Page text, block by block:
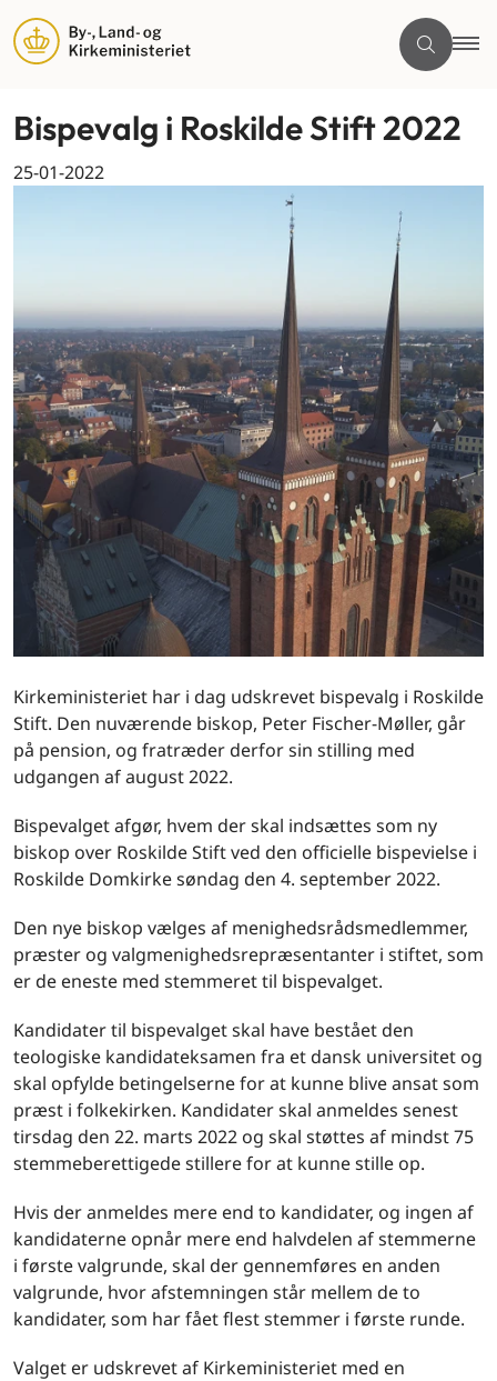
Bispevalg i Roskilde Stift 2022
25-01-2022
Kirkeministeriet har i dag udskrevet bispevalg i Roskilde
Stift. Den nuværende biskop, Peter Fischer-Møller, går
på pension, og fratræder derfor sin stilling med
udgangen af august 2022.
Bispevalget afgør, hvem der skal indsættes som ny
biskop over Roskilde Stift ved den officielle bispevielse i
Roskilde Domkirke søndag den 4. september 2022.
Den nye biskop vælges af menighedsrådsmedlemmer,
præster og valgmenighedsrepræsentanter i stiftet, som
er de eneste med stemmeret til bispevalget.
Kandidater til bispevalget skal have bestået den
teologiske kandidateksamen fra et dansk universitet og
skal opfylde betingelserne for at kunne blive ansat som
præst i folkekirken. Kandidater skal anmeldes senest
tirsdag den 22. marts 2022 og skal støttes af mindst 75
stemmeberettigede stillere for at kunne stille op.
Hvis der anmeldes mere end to kandidater, og ingen af
kandidaterne opnår mere end halvdelen af stemmerne
i første valgrunde, skal der gennemføres en anden
valgrunde, hvor afstemningen står mellem de to
kandidater, som har fået flest stemmer i første runde.
Valget er udskrevet af Kirkeministeriet med en